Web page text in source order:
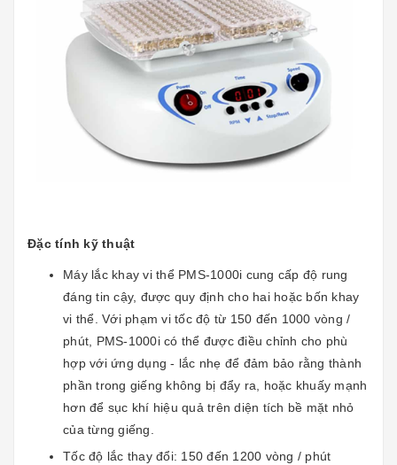
Đặc tính kỹ thuật
Máy lắc khay vi thể PMS-1000i cung cấp độ rung
đáng tin cậy, được quy định cho hai hoặc bốn khay
vi thể. Với phạm vi tốc độ từ 150 đến 1000 vòng /
phút, PMS-1000i có thể được điều chỉnh cho phù
hợp với ứng dụng - lắc nhẹ để đảm bảo rằng thành
phần trong giếng không bị đẩy ra, hoặc khuấy mạnh
hơn để sục khí hiệu quả trên diện tích bề mặt nhỏ
của từng giếng.
Tốc độ lắc thay đổi: 150 đến 1200 vòng / phút